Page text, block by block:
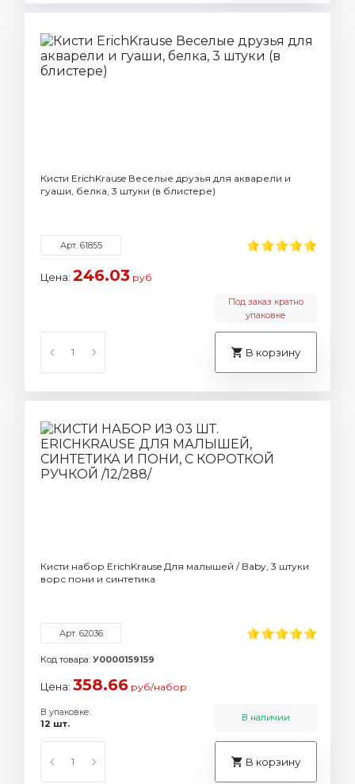
Кисти ErichKrause Веселые друзья для акварели и
гуаши, белка, 3 штуки (в блистере)
Арт. 61855
Цена: 246.03 руб
Под заказ кратно
упаковке
В корзину
Кисти набор ErichKrause Для малышей / Baby, 3 штуки
ворс пони и синтетика
Арт. 62036
Код товара: У0000159159
Цена: 358.66 руб/набор
В упаковке:
12 шт.
В наличии
В корзину